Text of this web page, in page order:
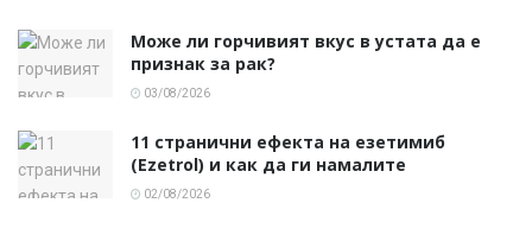
Може ли горчивият вкус в устата да е
признак за рак?
03/08/2026
11 странични ефекта на езетимиб
(Ezetrol) и как да ги намалите
02/08/2026